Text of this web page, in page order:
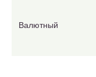
Валютный